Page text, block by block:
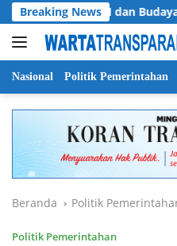
Langsung
ke
konten
Breaking News
Perkuat SDM dan Budaya
Nasional Politik Pemerintahan
Beranda Politik
Politik Pemerintahan